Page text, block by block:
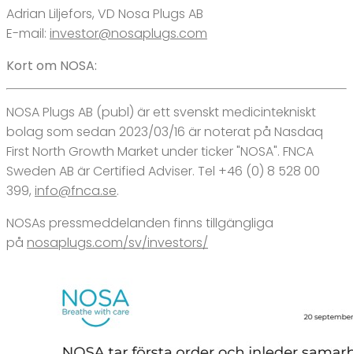
Adrian Liljefors, VD Nosa Plugs AB
E-mail: investor@nosaplugs.com
Kort om NOSA:
NOSA Plugs AB (publ) är ett svenskt medicintekniskt
bolag som sedan 2023/03/16 är noterat på Nasdaq
First North Growth Market under ticker "NOSA". FNCA
Sweden AB är Certified Adviser. Tel +46 (0) 8 528 00
399, info@fnca.se.
NOSAs pressmeddelanden finns tillgängliga
på nosaplugs.com/sv/investors/